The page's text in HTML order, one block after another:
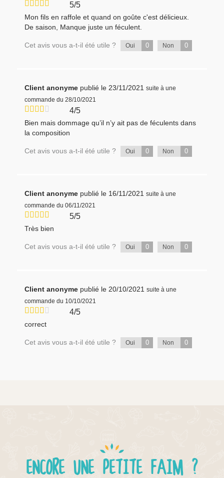
5/5
Mon fils en raffole et quand on goûte c'est délicieux.
De saison, Manque juste un féculent.
Cet avis vous a-t-il été utile ? Oui 0 Non 0
Client anonyme publié le 23/11/2021 suite à une
commande du 28/10/2021
4/5
Bien mais dommage qu’il n’y ait pas de féculents dans
la composition
Cet avis vous a-t-il été utile ? Oui 0 Non 0
Client anonyme publié le 16/11/2021 suite à une
commande du 06/11/2021
5/5
Très bien
Cet avis vous a-t-il été utile ? Oui 0 Non 0
Client anonyme publié le 20/10/2021 suite à une
commande du 10/10/2021
4/5
correct
Cet avis vous a-t-il été utile ? Oui 0 Non 0
ENCORE UNE PETITE FAIM ?